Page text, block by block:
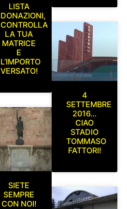
LISTA
DONAZIONI,
CONTROLLA
LA TUA
MATRICE
E
L’IMPORTO
VERSATO!
SIETE
SEMPRE
CON NOI!
4
SETTEMBRE
2016…
CIAO
STADIO
TOMMASO
FATTORI!